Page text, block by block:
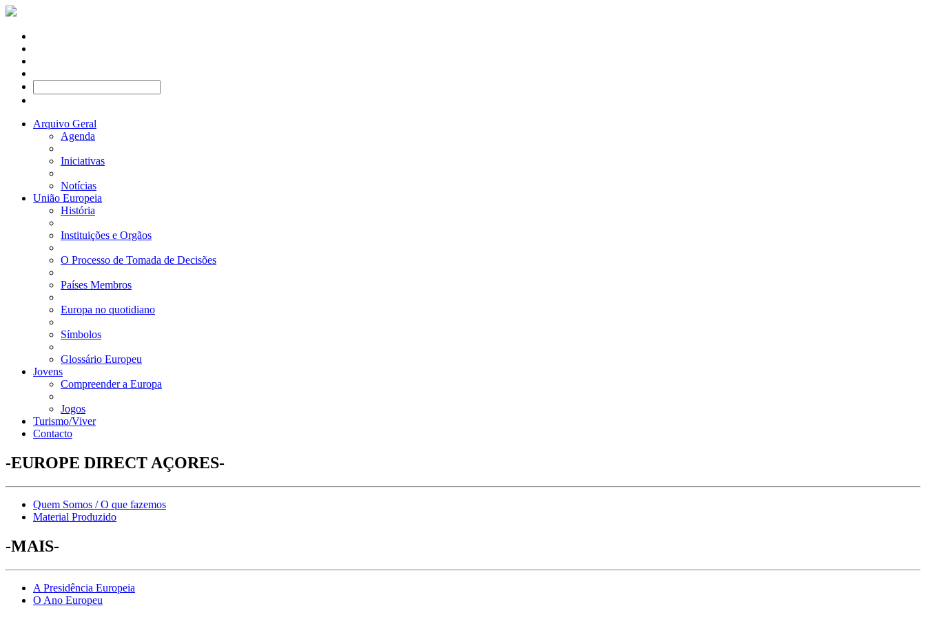
Arquivo Geral
Agenda
Iniciativas
Notícias
União Europeia
História
Instituições e Orgãos
O Processo de Tomada de Decisões
Países Membros
Europa no quotidiano
Símbolos
Glossário Europeu
Jovens
Compreender a Europa
Jogos
Turismo/Viver
Contacto
-EUROPE DIRECT AÇORES-
Quem Somos / O que fazemos
Material Produzido
-MAIS-
A Presidência Europeia
O Ano Europeu